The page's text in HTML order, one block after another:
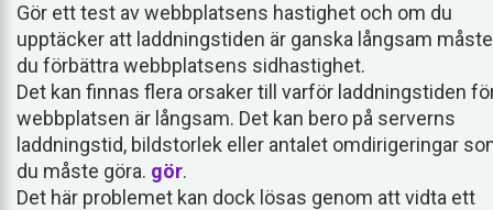
Gör ett test av webbplatsens hastighet och om du
upptäcker att laddningstiden är ganska långsam måste
du förbättra webbplatsens sidhastighet.
Det kan finnas flera orsaker till varför laddningstiden
webbplatsen är långsam. Det kan bero på serverns
laddningstid, bildstorlek eller antalet omdirigeringar
du måste göra. gör.
Det här problemet kan dock lösas genom att vidta ett